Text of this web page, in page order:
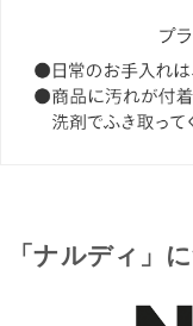
「ナルディ」